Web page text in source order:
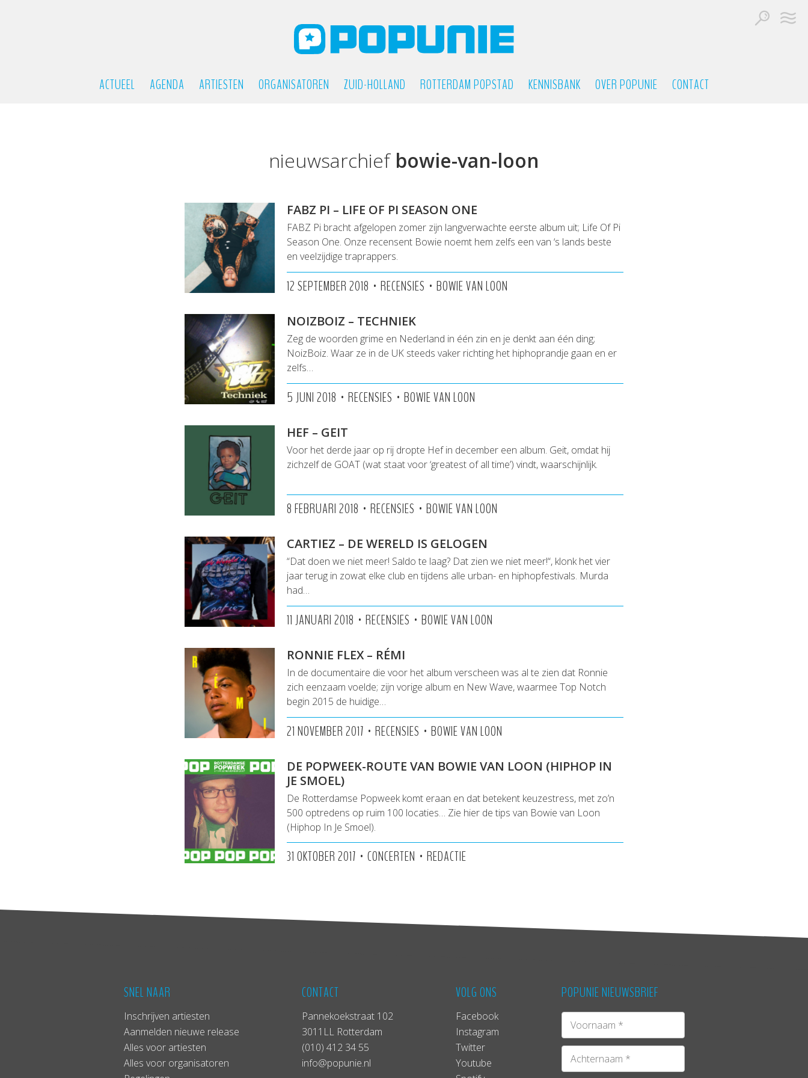
ACTUEEL AGENDA ARTIESTEN ORGANISATOREN ZUID-HOLLAND ROTTERDAM POPSTAD KENNISBANK OVER POPUNIE CONTACT
nieuwsarchief bowie-van-loon
FABZ PI – LIFE OF PI SEASON ONE
FABZ Pi bracht afgelopen zomer zijn langverwachte eerste album uit; Life Of Pi
Season One. Onze recensent Bowie noemt hem zelfs een van ‘s lands beste
en veelzijdige traprappers.
12 SEPTEMBER 2018 • RECENSIES • BOWIE VAN LOON
NOIZBOIZ – TECHNIEK
Zeg de woorden grime en Nederland in één zin en je denkt aan één ding;
NoizBoiz. Waar ze in de UK steeds vaker richting het hiphoprandje gaan en er
zelfs…
5 JUNI 2018 • RECENSIES • BOWIE VAN LOON
HEF – GEIT
Voor het derde jaar op rij dropte Hef in december een album. Geit, omdat hij
zichzelf de GOAT (wat staat voor ‘greatest of all time’) vindt, waarschijnlijk.
8 FEBRUARI 2018 • RECENSIES • BOWIE VAN LOON
CARTIEZ – DE WERELD IS GELOGEN
“Dat doen we niet meer! Saldo te laag? Dat zien we niet meer!“, klonk het vier
jaar terug in zowat elke club en tijdens alle urban- en hiphopfestivals. Murda
had…
11 JANUARI 2018 • RECENSIES • BOWIE VAN LOON
RONNIE FLEX – RÉMI
In de documentaire die voor het album verscheen was al te zien dat Ronnie
zich eenzaam voelde; zijn vorige album en New Wave, waarmee Top Notch
begin 2015 de huidige…
21 NOVEMBER 2017 • RECENSIES • BOWIE VAN LOON
DE POPWEEK-ROUTE VAN BOWIE VAN LOON (HIPHOP IN
JE SMOEL)
De Rotterdamse Popweek komt eraan en dat betekent keuzestress, met zo’n
500 optredens op ruim 100 locaties… Zie hier de tips van Bowie van Loon
(Hiphop In Je Smoel).
31 OKTOBER 2017 • CONCERTEN • REDACTIE
SNEL NAAR
Inschrijven artiesten
Aanmelden nieuwe release
Alles voor artiesten
Alles voor organisatoren
CONTACT
Pannekoekstraat 102
3011LL Rotterdam
(010) 412 34 55
info@popunie.nl
VOLG ONS
Facebook
Instagram
Twitter
Youtube
POPUNIE NIEUWSBRIEF